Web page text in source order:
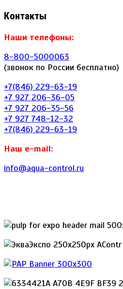
Контакты
Наши телефоны:
8-800-5000063
(звонок по России бесплатно)
+7(846) 229-63-19
+7 927 206-36-05
+7 927 206-35-56
+7 927 748-12-32
+7(846) 229-63-19
Наш e-mail:
info@aqua-control.ru